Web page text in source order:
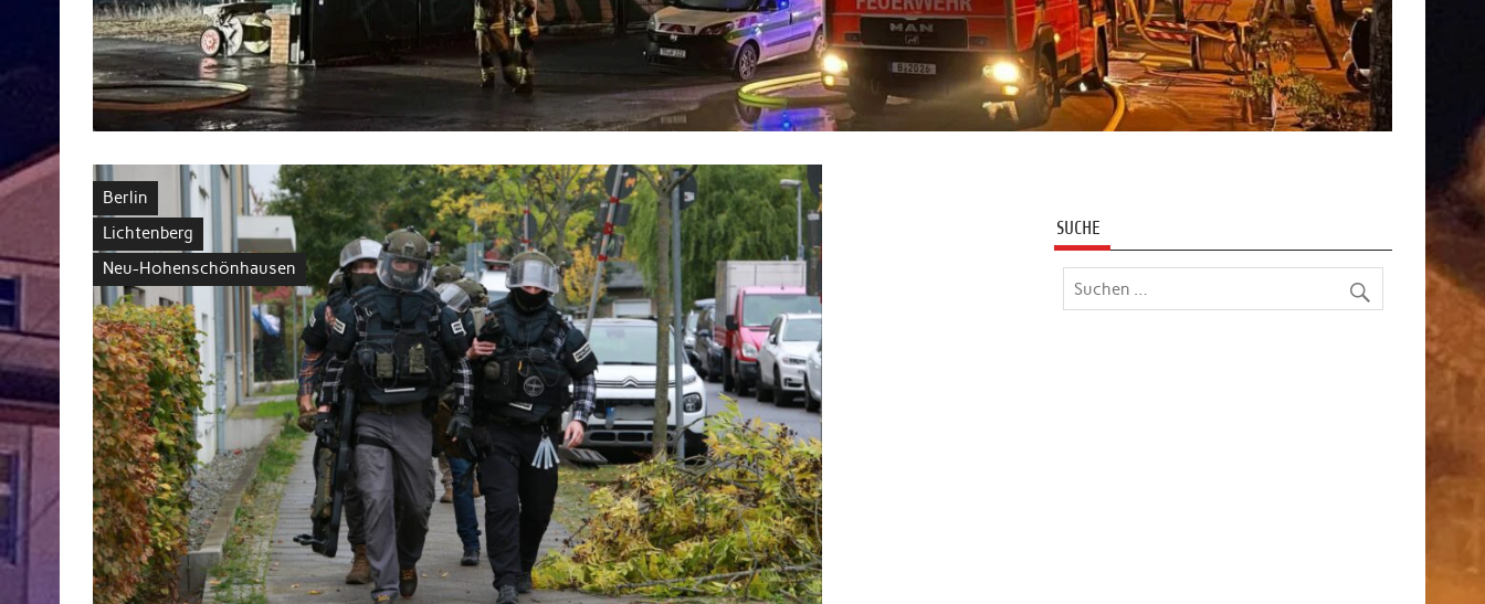
Berlin
Lichtenberg
Neu-Hohenschönhausen
SUCHE